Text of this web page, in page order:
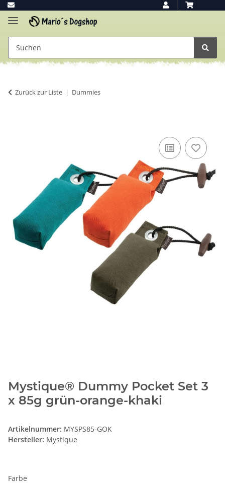
Zurück zur Liste Dummies
Mystique® Dummy Pocket Set 3
x 85g grün-orange-khaki
Artikelnummer: MYSPS85-GOK
Hersteller: Mystique
Farbe